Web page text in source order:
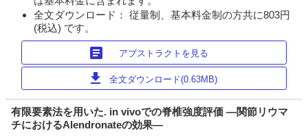
全文ダウンロード： 従量制、基本料金制の方共に803円
(税込) です。
article アブストラクトを見る
download 全文ダウンロード(0.63MB)
有限要素法を用いた. in vivoでの脊椎強度評価 ―関節リウマ
チにおけるAlendronateの効果―